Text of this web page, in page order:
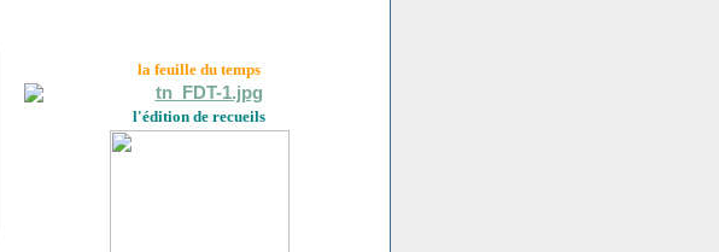
la feuille du temps
l'édition de recueils